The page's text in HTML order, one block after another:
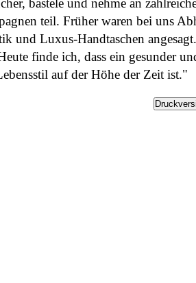
bastele und nehme an
teil. Früher waren bei uns
und Luxus-Handtaschen
finde ich, dass ein gesunder
auf der Höhe der Zeit ist."